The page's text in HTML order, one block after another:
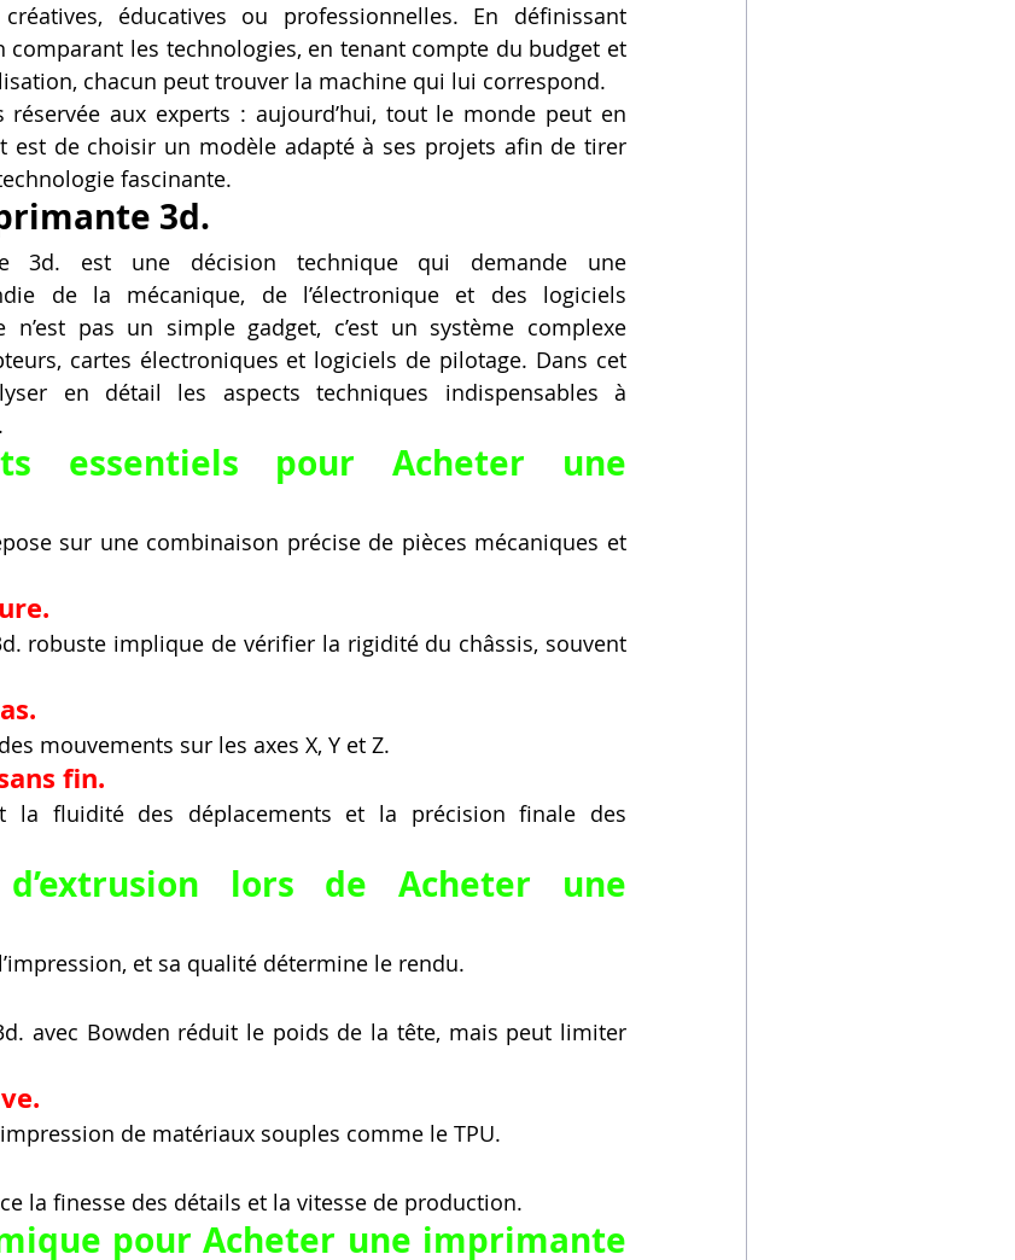
éducatives ou professionnelles. En définissant
comparant les technologies, en tenant compte du budget et
chacun peut trouver la machine qui lui correspond.
réservée aux experts : aujourd’hui, tout le monde peut en
est de choisir un modèle adapté à ses projets afin de tirer
fascinante.
3d.
3d. est une décision technique qui demande une
de la mécanique, de l’électronique et des logiciels
n’est pas un simple gadget, c’est un système complexe
cartes électroniques et logiciels de pilotage. Dans cet
en détail les aspects techniques indispensables à
essentiels pour Acheter une
sur une combinaison précise de pièces mécaniques et
robuste implique de vérifier la rigidité du châssis, souvent
mouvements sur les axes X, Y et Z.
fin.
la fluidité des déplacements et la précision finale des
lors de Acheter une
et sa qualité détermine le rendu.
avec Bowden réduit le poids de la tête, mais peut limiter
de matériaux souples comme le TPU.
la finesse des détails et la vitesse de production.
pour Acheter une imprimante